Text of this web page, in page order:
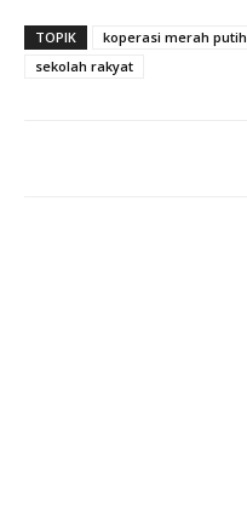
TOPIK koperasi merah putih
sekolah rakyat